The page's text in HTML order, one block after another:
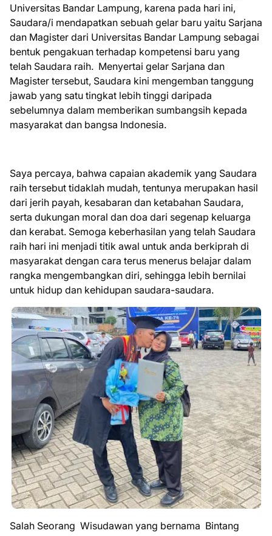
Universitas Bandar Lampung, karena pada hari ini,
Saudara/i mendapatkan sebuah gelar baru yaitu Sarjana
dan Magister dari Universitas Bandar Lampung sebagai
bentuk pengakuan terhadap kompetensi baru yang
telah Saudara raih. Menyertai gelar Sarjana dan
Magister tersebut, Saudara kini mengemban tanggung
jawab yang satu tingkat lebih tinggi daripada
sebelumnya dalam memberikan sumbangsih kepada
masyarakat dan bangsa Indonesia.
Saya percaya, bahwa capaian akademik yang Saudara
raih tersebut tidaklah mudah, tentunya merupakan hasil
dari jerih payah, kesabaran dan ketabahan Saudara,
serta dukungan moral dan doa dari segenap keluarga
dan kerabat. Semoga keberhasilan yang telah Saudara
raih hari ini menjadi titik awal untuk anda berkiprah di
masyarakat dengan cara terus menerus belajar dalam
rangka mengembangkan diri, sehingga lebih bernilai
untuk hidup dan kehidupan saudara-saudara.
Salah Seorang Wisudawan yang bernama Bintang